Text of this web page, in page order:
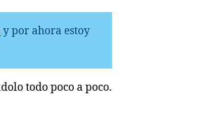
y por ahora estoy
todo poco a poco.